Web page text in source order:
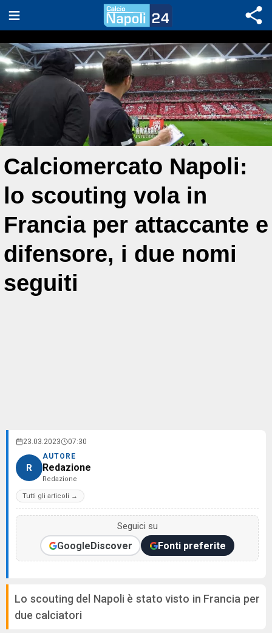
Calciomercato Napoli:
lo scouting vola in
Francia per attaccante e
difensore, i due nomi
seguiti
23.03.2023 07:30
R
AUTORE
Redazione
Redazione
Tutti gli articoli →
Seguici su
GoogleDiscover Fonti preferite
Lo scouting del Napoli è stato visto in Francia per
due calciatori